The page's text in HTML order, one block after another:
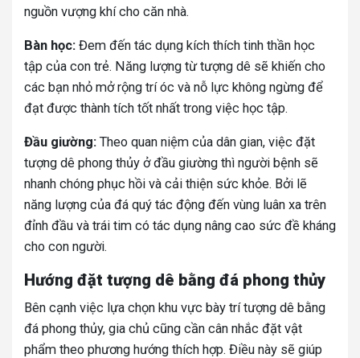
nguồn vượng khí cho căn nhà.
Bàn học: Đem đến tác dụng kích thích tinh thần học
tập của con trẻ. Năng lượng từ tượng dê sẽ khiến cho
các bạn nhỏ mở rộng trí óc và nỗ lực không ngừng để
đạt được thành tích tốt nhất trong việc học tập.
Đầu giường: Theo quan niệm của dân gian, việc đặt
tượng dê phong thủy ở đầu giường thì người bệnh sẽ
nhanh chóng phục hồi và cải thiện sức khỏe. Bởi lẽ
năng lượng của đá quý tác động đến vùng luân xa trên
đỉnh đầu và trái tim có tác dụng nâng cao sức đề kháng
cho con người.
Hướng đặt tượng dê bằng đá phong thủy
Bên cạnh việc lựa chọn khu vực bày trí tượng dê bằng
đá phong thủy, gia chủ cũng cần cân nhắc đặt vật
phẩm theo phương hướng thích hợp. Điều này sẽ giúp